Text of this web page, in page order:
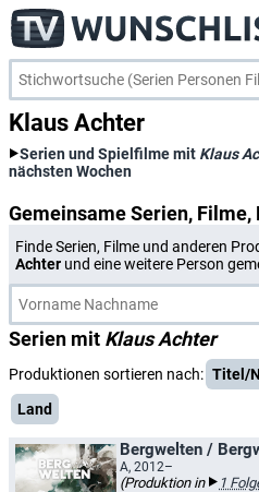
Klaus Achter
Serien und Spielfilme mit Klaus
nächsten Wochen
Gemeinsame Serien,
Finde Serien, Filme und anderen
Achter und eine weitere Person
Serien mit Klaus Achter
Produktionen sortieren nach: Titel/
Land
Bergwelten /
A, 2012–
(Produktion in 1